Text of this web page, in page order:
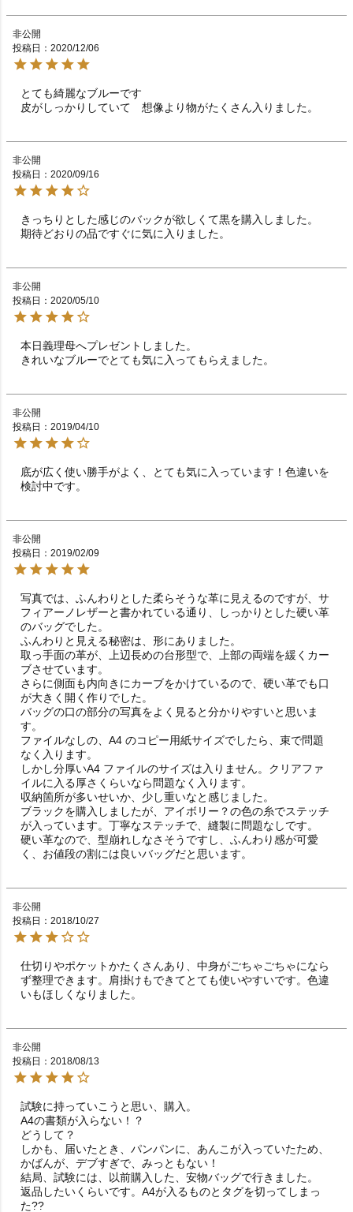
非公開
投稿日
2020/12/06
とても綺麗なブルーです
皮がしっかりしていて　想像より物がたくさん入りました。
非公開
投稿日
2020/09/16
きっちりとした感じのバックが欲しくて黒を購入しました。
期待どおりの品ですぐに気に入りました。
非公開
投稿日
2020/05/10
本日義理母へプレゼントしました。
きれいなブルーでとても気に入ってもらえました。
非公開
投稿日
2019/04/10
底が広く使い勝手がよく、とても気に入っています！色違いを
検討中です。
非公開
投稿日
2019/02/09
写真では、ふんわりとした柔らそうな革に見えるのですが、サ
フィアーノレザーと書かれている通り、しっかりとした硬い革
のバッグでした。
ふんわりと見える秘密は、形にありました。
取っ手面の革が、上辺長めの台形型で、上部の両端を緩くカー
ブさせています。
さらに側面も内向きにカーブをかけているので、硬い革でも口
が大きく開く作りでした。
バッグの口の部分の写真をよく見ると分かりやすいと思いま
す。
ファイルなしの、A4 のコピー用紙サイズでしたら、束で問題
なく入ります。
しかし分厚いA4 ファイルのサイズは入りません。クリアファ
イルに入る厚さくらいなら問題なく入ります。
収納箇所が多いせいか、少し重いなと感じました。
ブラックを購入しましたが、アイボリー？の色の糸でステッチ
が入っています。丁寧なステッチで、縫製に問題なしです。
硬い革なので、型崩れしなさそうですし、ふんわり感が可愛
く、お値段の割には良いバッグだと思います。
非公開
投稿日
2018/10/27
仕切りやポケットかたくさんあり、中身がごちゃごちゃになら
ず整理できます。肩掛けもできてとても使いやすいです。色違
いもほしくなりました。
非公開
投稿日
2018/08/13
試験に持っていこうと思い、購入。
A4の書類が入らない！？
どうして？
しかも、届いたとき、パンパンに、あんこが入っていたため、
かばんが、デブすぎで、みっともない！
結局、試験には、以前購入した、安物バッグで行きました。
返品したいくらいです。A4が入るものとタグを切ってしまっ
た??